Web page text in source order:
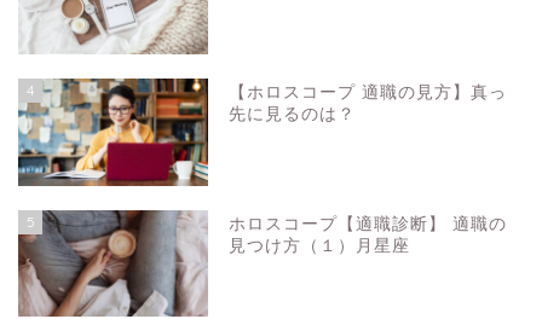
4
【ホロスコープ 適職の見方】真っ
先に見るのは？
5
ホロスコープ【適職診断】 適職の
見つけ方（１）月星座